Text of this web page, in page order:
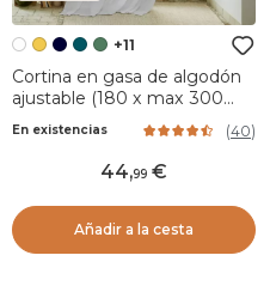
+11
Cortina en gasa de algodón
ajustable (180 x max 300
cm) Blanco Chantilly
En existencias (40)
44,99
Añadir a la cesta